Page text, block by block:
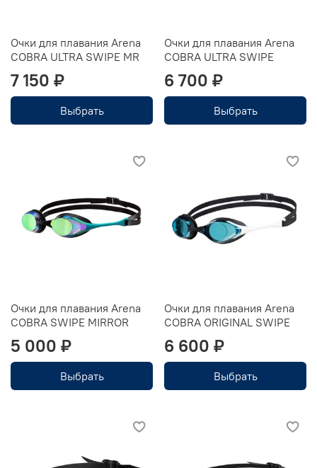
Очки для плавания Arena
COBRA ULTRA SWIPE MR
7 150 ₽
Выбрать
Очки для плавания Arena
COBRA ULTRA SWIPE
6 700 ₽
Выбрать
Очки для плавания Arena
COBRA SWIPE MIRROR
5 000 ₽
Выбрать
Очки для плавания Arena
COBRA ORIGINAL SWIPE
6 600 ₽
Выбрать